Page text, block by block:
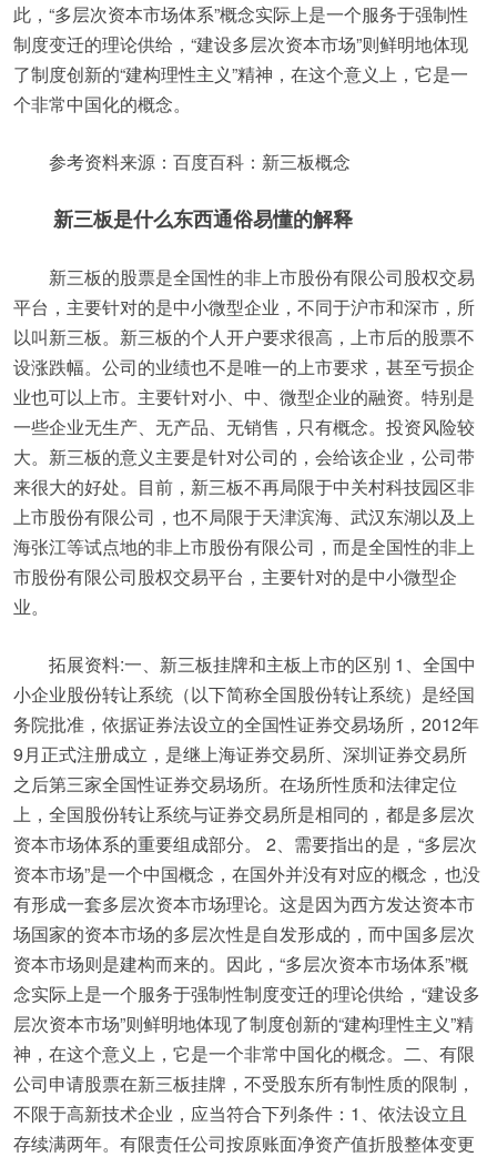
此，“多层次资本市场体系”概念实际上是一个服务于强制性
制度变迁的理论供给，“建设多层次资本市场”则鲜明地体现
了制度创新的“建构理性主义”精神，在这个意义上，它是一
个非常中国化的概念。
参考资料来源：百度百科：新三板概念
新三板是什么东西通俗易懂的解释
新三板的股票是全国性的非上市股份有限公司股权交易
平台，主要针对的是中小微型企业，不同于沪市和深市，所
以叫新三板。新三板的个人开户要求很高，上市后的股票不
设涨跌幅。公司的业绩也不是唯一的上市要求，甚至亏损企
业也可以上市。主要针对小、中、微型企业的融资。特别是
一些企业无生产、无产品、无销售，只有概念。投资风险较
大。新三板的意义主要是针对公司的，会给该企业，公司带
来很大的好处。目前，新三板不再局限于中关村科技园区非
上市股份有限公司，也不局限于天津滨海、武汉东湖以及上
海张江等试点地的非上市股份有限公司，而是全国性的非上
市股份有限公司股权交易平台，主要针对的是中小微型企
业。
拓展资料:一、新三板挂牌和主板上市的区别 1、全国中
小企业股份转让系统（以下简称全国股份转让系统）是经国
务院批准，依据证券法设立的全国性证券交易场所，2012年
9月正式注册成立，是继上海证券交易所、深圳证券交易所
之后第三家全国性证券交易场所。在场所性质和法律定位
上，全国股份转让系统与证券交易所是相同的，都是多层次
资本市场体系的重要组成部分。 2、需要指出的是，“多层次
资本市场”是一个中国概念，在国外并没有对应的概念，也没
有形成一套多层次资本市场理论。这是因为西方发达资本市
场国家的资本市场的多层次性是自发形成的，而中国多层次
资本市场则是建构而来的。因此，“多层次资本市场体系”概
念实际上是一个服务于强制性制度变迁的理论供给，“建设多
层次资本市场”则鲜明地体现了制度创新的“建构理性主义”精
神，在这个意义上，它是一个非常中国化的概念。二、有限
公司申请股票在新三板挂牌，不受股东所有制性质的限制，
不限于高新技术企业，应当符合下列条件：1、依法设立且
存续满两年。有限责任公司按原账面净资产值折股整体变更